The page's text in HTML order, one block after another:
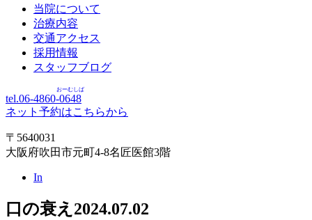
当院について
治療内容
交通アクセス
採用情報
スタッフブログ
tel.06-4860-0648
おーむしば
ネット予約はこちらから
〒5640031
大阪府吹田市元町4-8名匠医館3階
In
口の衰え 2024.07.02